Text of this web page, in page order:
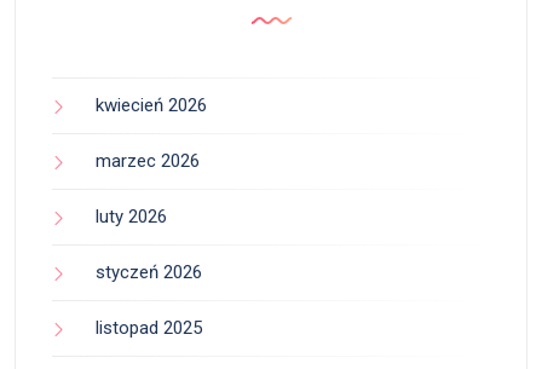
kwiecień 2026
marzec 2026
luty 2026
styczeń 2026
listopad 2025